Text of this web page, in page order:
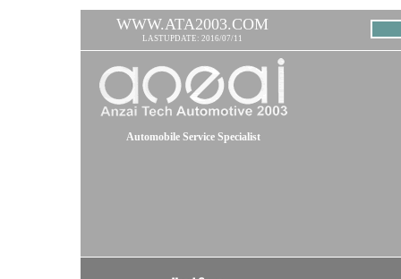
WWW.ATA2003.COM
LASTUPDATE: 2016/07/11
Automobile Service Specialist